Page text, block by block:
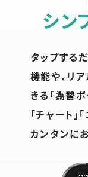
シン
タップする
機能や、リ
きる「為替
「チャート」
カンタンに